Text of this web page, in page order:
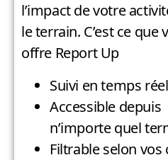
l’impact de votre
le terrain. C’est ce que
offre Report Up
Suivi en temps réel
Accessible depuis
n’importe quel
Filtrable selon vos